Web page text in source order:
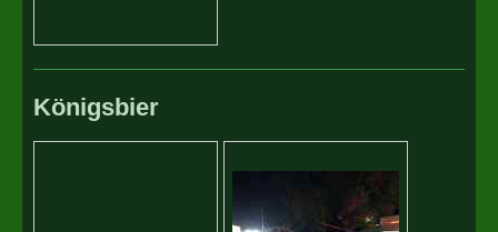
Königsbier